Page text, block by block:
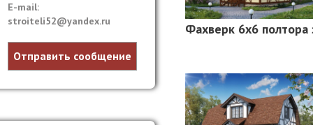
Фахверк 6х6 полтора
E-mail:
stroiteli52@yandex.ru
Отправить сообщение